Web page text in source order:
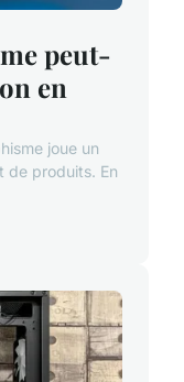
peut-
en
joue un
de produits. En